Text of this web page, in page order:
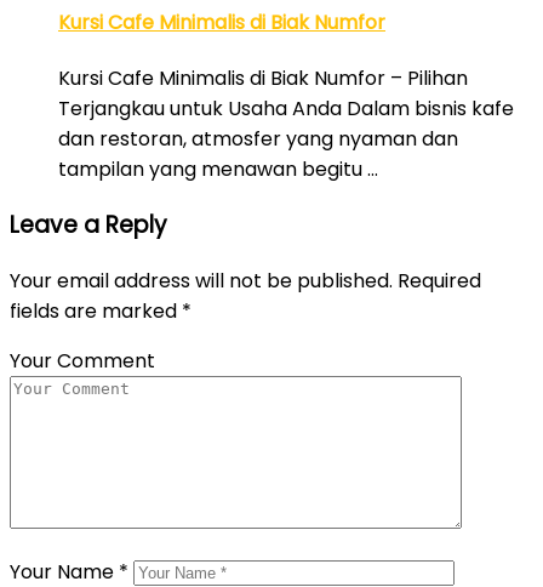
Kursi Cafe Minimalis di Biak Numfor
Kursi Cafe Minimalis di Biak Numfor – Pilihan
Terjangkau untuk Usaha Anda Dalam bisnis kafe
dan restoran, atmosfer yang nyaman dan
tampilan yang menawan begitu …
Leave a Reply
Your email address will not be published. Required
fields are marked *
Your Comment
Your Name *